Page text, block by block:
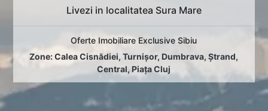
Livezi in localitatea Sura Mare
Oferte Imobiliare Exclusive Sibiu
Zone:Calea Cisnădiei,Turnișor, Dumbrava,Ștrand,
Central,Piața Cluj